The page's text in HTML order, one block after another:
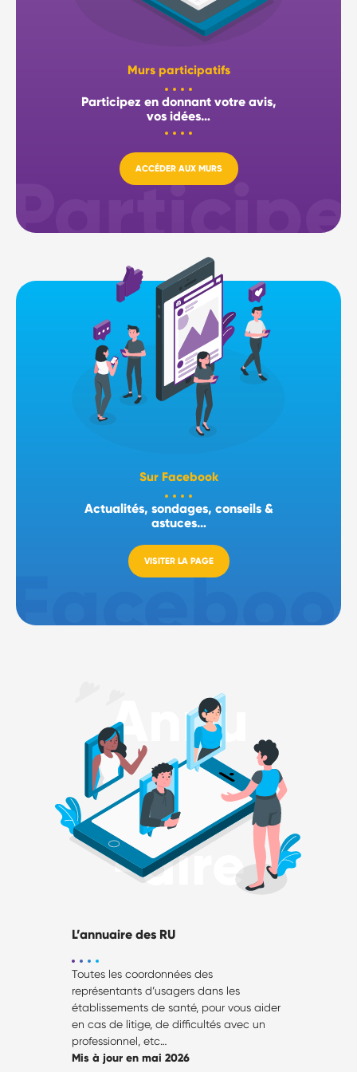
Murs participatifs
Participez en donnant votre avis,
vos idées…
ACCÉDER AUX MURS
Sur Facebook
Actualités, sondages, conseils &
astuces…
VISITER LA PAGE
Annu
-aire
L’annuaire des RU
Toutes les coordonnées des
représentants d’usagers dans les
établissements de santé, pour vous aider
en cas de litige, de difficultés avec un
professionnel, etc…
Mis à jour en mai 2026